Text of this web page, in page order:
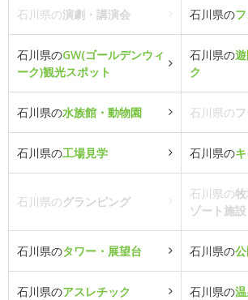
石川県の演劇・講演会 石川県の
石川県のGW(ゴールデンウィ
ーク)観光スポット
石川県の
ク
石川県の水族館・動物園 石川県の
石川県の工場見学 石川県の
石川県のグランピング
石川県の
ゾート施設
石川県のタワー・展望台 石川県の
石川県のアスレチック 石川県の